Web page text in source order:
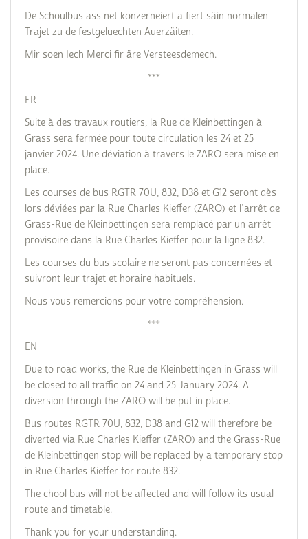
De Schoulbus ass net konzerneiert a fiert säin normalen
Trajet zu de festgeluechten Auerzäiten.
Mir soen Iech Merci fir äre Versteesdemech.
***
FR
Suite à des travaux routiers, la Rue de Kleinbettingen à
Grass sera fermée pour toute circulation les 24 et 25
janvier 2024. Une déviation à travers le ZARO sera mise en
place.
Les courses de bus RGTR 70U, 832, D38 et G12 seront dès
lors déviées par la Rue Charles Kieffer (ZARO) et l’arrêt de
Grass-Rue de Kleinbettingen sera remplacé par un arrêt
provisoire dans la Rue Charles Kieffer pour la ligne 832.
Les courses du bus scolaire ne seront pas concernées et
suivront leur trajet et horaire habituels.
Nous vous remercions pour votre compréhension.
***
EN
Due to road works, the Rue de Kleinbettingen in Grass will
be closed to all traffic on 24 and 25 January 2024. A
diversion through the ZARO will be put in place.
Bus routes RGTR 70U, 832, D38 and G12 will therefore be
diverted via Rue Charles Kieffer (ZARO) and the Grass-Rue
de Kleinbettingen stop will be replaced by a temporary stop
in Rue Charles Kieffer for route 832.
The chool bus will not be affected and will follow its usual
route and timetable.
Thank you for your understanding.